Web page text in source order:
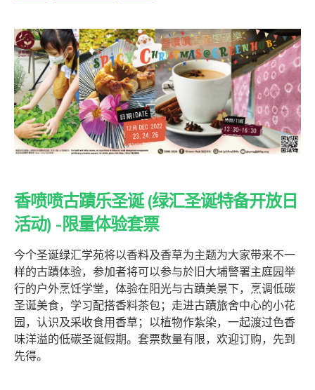
香喷喷古蹟乐圣诞 (绿汇圣诞特备开放日
活动) -限量体验套票
今个圣诞绿汇学苑将以香料及香草为主题为大家带来不一
样的古蹟体验，参加者将可以参与於旧大埔警署主庭园举
行的户外烹饪学堂，体验在阳光与古蹟美景下，烹调低碳
圣诞美食，学习配搭香料茶包；走进古蹟旅舍中心的小花
园，认识及采收食用香草；以植物作紮染，一起渡过色香
味洋溢的低碳圣诞假期。套票数量有限，欢迎订购，先到
先得。